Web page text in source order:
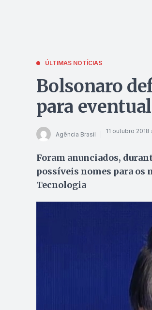
ÚLTIMAS NOTÍCIAS
Bolsonaro
para
Agência Brasil 11 outubro 2018
Foram anunciados,
possíveis nomes para os
Tecnologia